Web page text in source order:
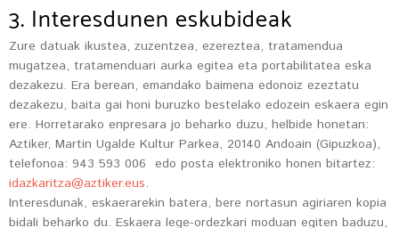
3. Interesdunen eskubideak
Zure datuak ikustea, zuzentzea, ezereztea, tratamendua
mugatzea, tratamenduari aurka egitea eta portabilitatea eska
dezakezu. Era berean, emandako baimena edonoiz ezeztatu
dezakezu, baita gai honi buruzko bestelako edozein eskaera egin
ere. Horretarako enpresara jo beharko duzu, helbide honetan:
Aztiker, Martin Ugalde Kultur Parkea, 20140 Andoain (Gipuzkoa),
telefonoa: 943 593 006 edo posta elektroniko honen bitartez:
idazkaritza@aztiker.eus.
Interesdunak, eskaerarekin batera, bere nortasun agiriaren kopia
bidali beharko du. Eskaera lege-ordezkari moduan egiten baduzu,